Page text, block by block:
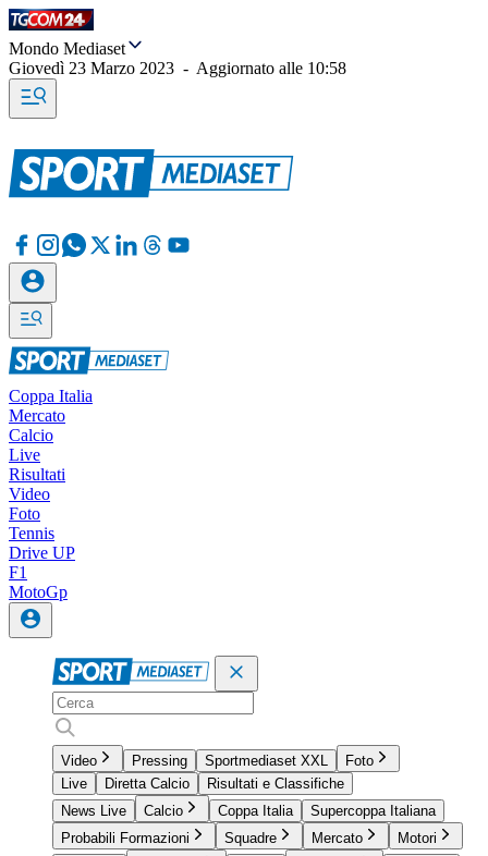
Mondo Mediaset
Giovedì 23 Marzo 2023 - Aggiornato alle 10:58
Coppa Italia
Mercato
Calcio
Live
Risultati
Video
Foto
Tennis
Drive UP
F1
MotoGp
Video Pressing Sportmediaset XXL
Foto
Live
Diretta Calcio
Risultati e Classifiche
News Live
Calcio Coppa Italia
Supercoppa Italiana
Probabili Formazioni
Squadre Mercato
Motori